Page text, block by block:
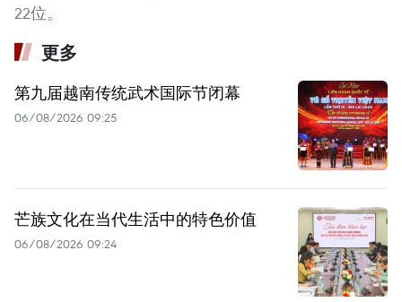
22位。
更多
第九届越南传统武术国际节闭幕
06/08/2026 09:25
芒族文化在当代生活中的特色价值
06/08/2026 09:24